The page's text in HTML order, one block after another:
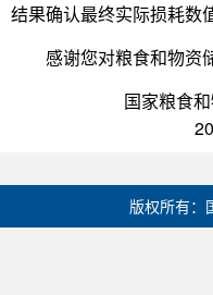
结果确认最终实际损耗数
感谢您对粮食和物资
国家粮
版权所有：